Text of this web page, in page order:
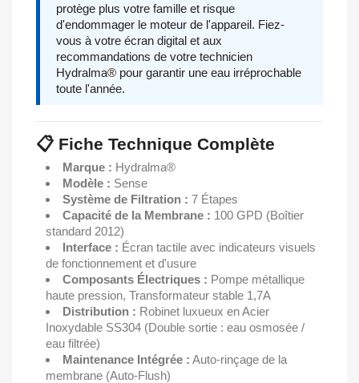
protège plus votre famille et risque
d'endommager le moteur de l'appareil. Fiez-
vous à votre écran digital et aux
recommandations de votre technicien
Hydralma® pour garantir une eau irréprochable
toute l'année.
📋 Fiche Technique Complète
Marque : Hydralma®
Modèle : Sense
Système de Filtration : 7 Étapes
Capacité de la Membrane : 100 GPD (Boîtier
standard 2012)
Interface : Écran tactile avec indicateurs visuels
de fonctionnement et d'usure
Composants Électriques : Pompe métallique
haute pression, Transformateur stable 1,7A
Distribution : Robinet luxueux en Acier
Inoxydable SS304 (Double sortie : eau osmosée /
eau filtrée)
Maintenance Intégrée : Auto-rinçage de la
membrane (Auto-Flush)